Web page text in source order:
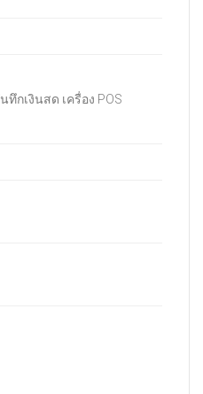
ทึกเงินสด เครื่อง POS